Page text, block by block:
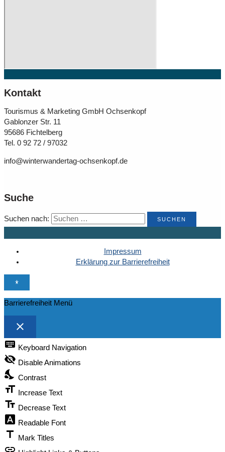
Kontakt
Tourismus & Marketing GmbH Ochsenkopf
Gablonzer Str. 11
95686 Fichtelberg
Tel. 0 92 72 / 97032
info@winterwandertag-ochsenkopf.de
Suche
Suchen nach:
Impressum
Erklärung zur Barrierefreiheit
Barrierefreiheit Menü
close
keyboard Keyboard Navigation
visibility_off Disable Animations
nights_stay Contrast
format_size Increase Text
text_fields Decrease Text
font_download Readable Font
title Mark Titles
link